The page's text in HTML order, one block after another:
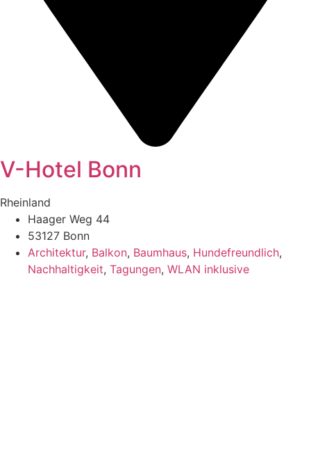
V-Hotel Bonn
Rheinland
Haager Weg 44
53127 Bonn
Architektur, Balkon, Baumhaus, Hundefreundlich,
Nachhaltigkeit, Tagungen, WLAN inklusive